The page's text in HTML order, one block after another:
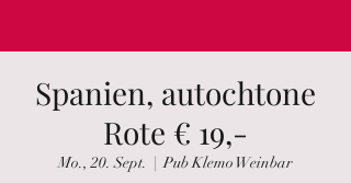
Spanien, autochtone
Rote € 19,-
Mo., 20. Sept.
  |
Pub Klemo Weinbar